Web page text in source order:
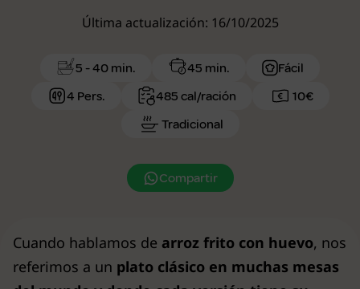
Última actualización: 16/10/2025
5 - 40 min. 45 min.
Fácil
4 Pers.
485 cal/ración
10€
Tradicional
Compartir
Cuando hablamos de arroz frito con huevo, nos
referimos a un plato clásico en muchas mesas